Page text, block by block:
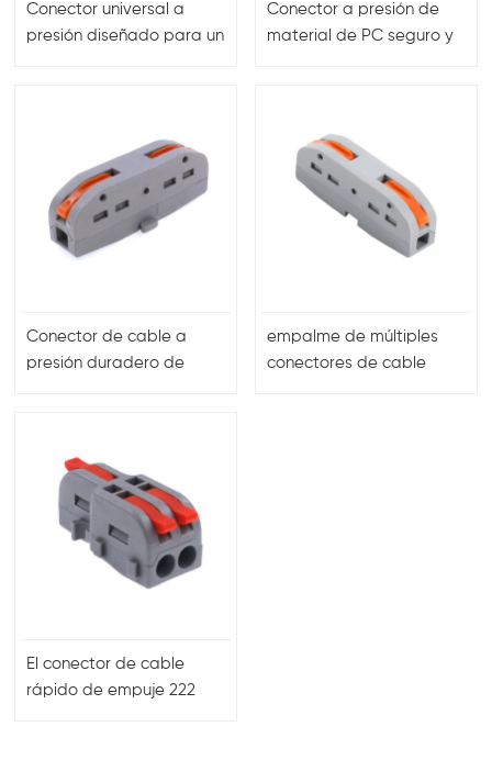
Conector universal a
presión diseñado para un
construcción, industriales
y automotrices
Conector a presión de
material de PC seguro y
sencillas en diversas
industrias
Conector de cable a
presión duradero de
seguras y eficientes
empalme de múltiples
conectores de cable
El conector de cable
rápido de empuje 222